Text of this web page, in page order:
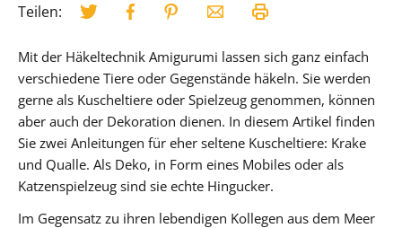
Teilen:
Mit der Häkeltechnik Amigurumi lassen sich ganz einfach
verschiedene Tiere oder Gegenstände häkeln. Sie werden
gerne als Kuscheltiere oder Spielzeug genommen, können
aber auch der Dekoration dienen. In diesem Artikel finden
Sie zwei Anleitungen für eher seltene Kuscheltiere: Krake
und Qualle. Als Deko, in Form eines Mobiles oder als
Katzenspielzeug sind sie echte Hingucker.
Im Gegensatz zu ihren lebendigen Kollegen aus dem Meer